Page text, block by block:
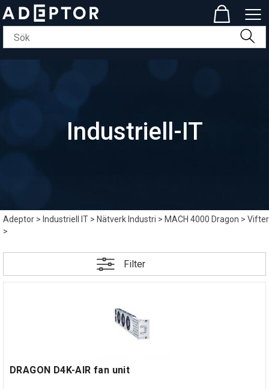
Industriell-IT
Adeptor> Industriell IT>Nätverk Industri>MACH 4000 Dragon>Vifter
>
Filter
DRAGON D4K-AIR fan unit